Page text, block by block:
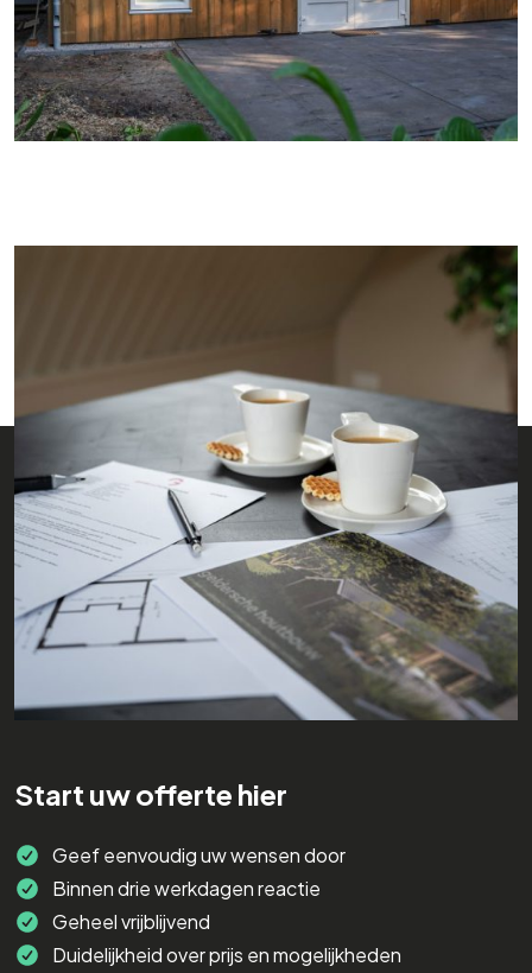
Start uw offerte hier
Geef eenvoudig uw wensen door
Binnen drie werkdagen reactie
Geheel vrijblijvend
Duidelijkheid over prijs en mogelijkheden